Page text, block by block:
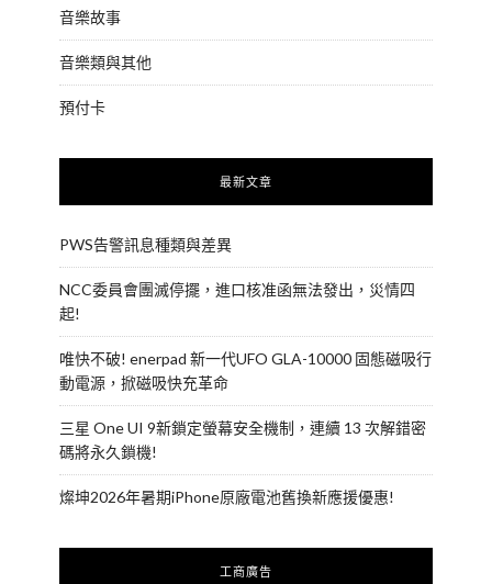
音樂故事
音樂類與其他
預付卡
最新文章
PWS告警訊息種類與差異
NCC委員會團滅停擺，進口核准函無法發出，災情四
起!
唯快不破! enerpad 新一代UFO GLA-10000 固態磁吸行
動電源，掀磁吸快充革命
三星 One UI 9新鎖定螢幕安全機制，連續 13 次解錯密
碼將永久鎖機!
燦坤2026年暑期iPhone原廠電池舊換新應援優惠!
工商廣告